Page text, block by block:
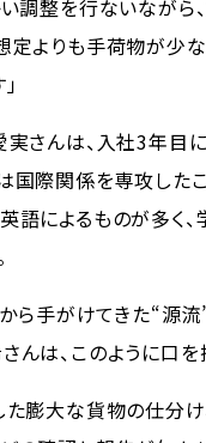
い調整を行ないなが
定よりも手荷物が少
実さんは、入社3年
国際関係を専攻した
語によるものが多く
ら手がけてきた“源
は、このように口を
膨大な貨物の仕分け